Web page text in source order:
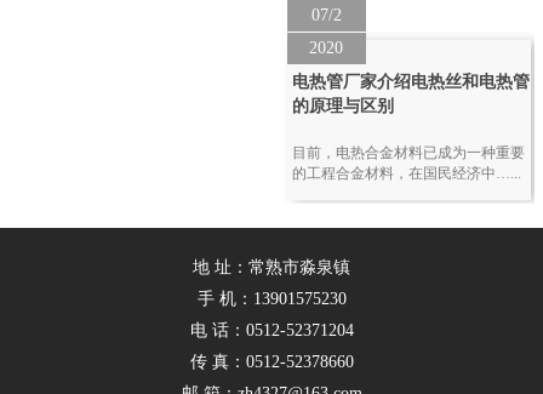
07/2
2020
电热管厂家介绍电热丝和电热管
的原理与区别
目前，电热合金材料已成为一种重要
的工程合金材料，在国民经济中…...
地 址：常熟市淼泉镇
手 机：13901575230
电 话：0512-52371204
传 真：0512-52378660